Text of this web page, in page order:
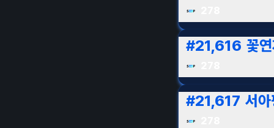
#21,616 꽃
#21,617 서아